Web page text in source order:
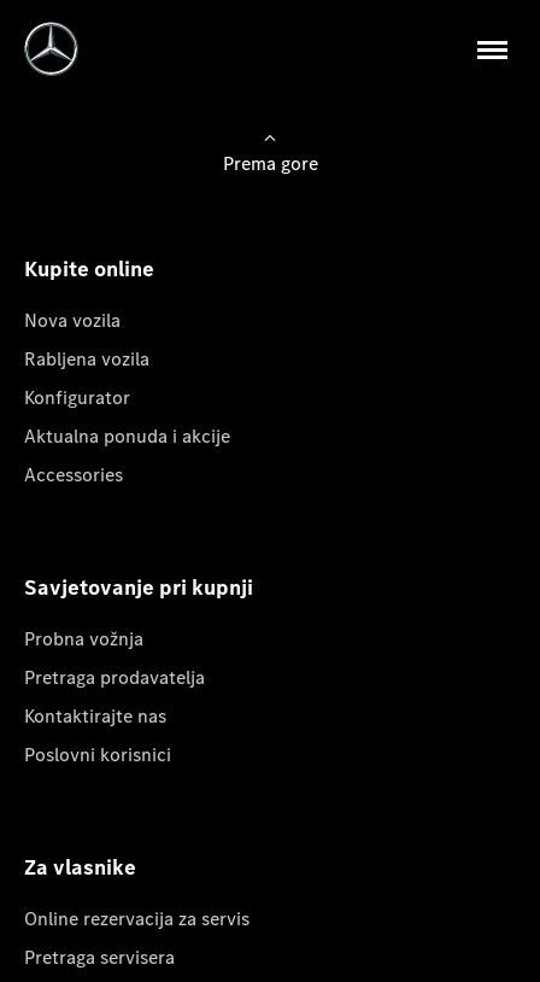
Prema gore
Kupite online
Nova vozila
Rabljena vozila
Konfigurator
Aktualna ponuda i akcije
Accessories
Savjetovanje pri kupnji
Probna vožnja
Pretraga prodavatelja
Kontaktirajte nas
Poslovni korisnici
Za vlasnike
Online rezervacija za servis
Pretraga servisera